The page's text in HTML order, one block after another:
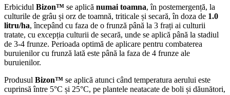
Erbicidul Bizon™ se aplică numai toamna, în postemergență, la
culturile de grâu și orz de toamnă, triticale și secară, în doza de 1.0
litru/ha, începând cu faza de o frunză până la 3 frați ai culturii
tratate, cu excepția culturii de secară, unde se aplică până la stadiul
de 3-4 frunze. Perioada optimă de aplicare pentru combaterea
buruienilor cu frunză lată este până la faza de 4 frunze ale
buruienilor.
Produsul Bizon™ se aplică atunci când temperatura aerului este
cuprinsă între 5°C și 25°C, pe plantele neatacate de boli și dăunători,